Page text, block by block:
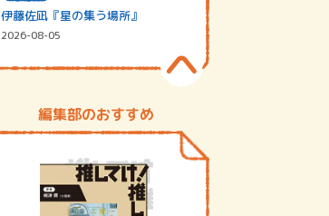
伊藤佐凪『星の集う場所』
2026-08-05
編集部のおすすめ